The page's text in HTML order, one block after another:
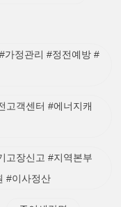
가정관리 #정전예방 #
고객센터 #에너지캐
고장신고 #지역본부
#이사정산